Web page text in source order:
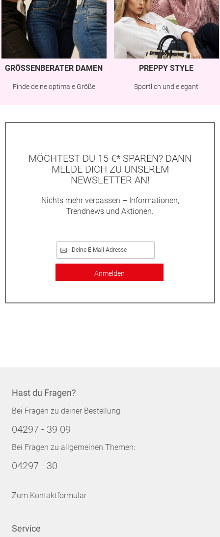
GRÖSSENBERATER DAMEN
Finde deine optimale Größe
PREPPY STYLE
Sportlich und elegant
MÖCHTEST DU 15 €* SPAREN? DANN
MELDE DICH ZU UNSEREM
NEWSLETTER AN!
Nichts mehr verpassen – Informationen,
Trendnews und Aktionen.
Anmelden
Hast du Fragen?
Bei Fragen zu deiner Bestellung:
04297 - 39 09
Bei Fragen zu allgemeinen Themen:
04297 - 30
Zum Kontaktformular
Service